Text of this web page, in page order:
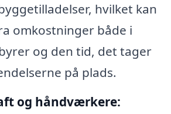
hvilket kan
omkostninger både i
og den tid, det tager
på plads.
og håndværkere: